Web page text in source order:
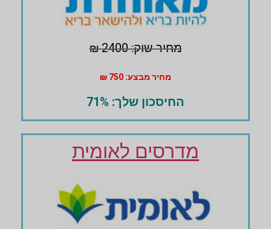
מחיר שוק: 2400 ₪
מחיר מבצע: 750 ₪
החיסכון שלך: 71%
מדרסים לאומית